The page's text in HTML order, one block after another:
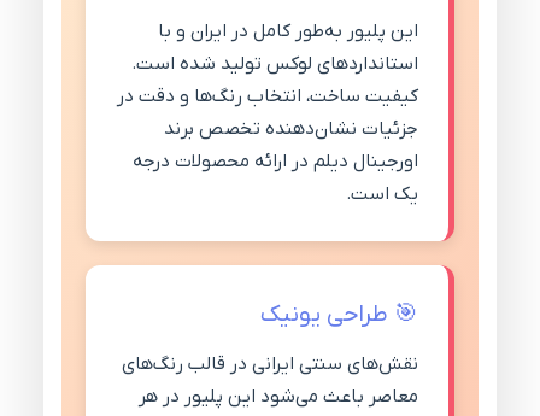
این پلیور به‌طور کامل در ایران و با
استانداردهای لوکس تولید شده است.
کیفیت ساخت، انتخاب رنگ‌ها و دقت در
جزئیات نشان‌دهنده تخصص برند
اورجینال دیلم در ارائه محصولات درجه
یک است.
🎯 طراحی یونیک
نقش‌های سنتی ایرانی در قالب رنگ‌های
معاصر باعث می‌شود این پلیور در هر